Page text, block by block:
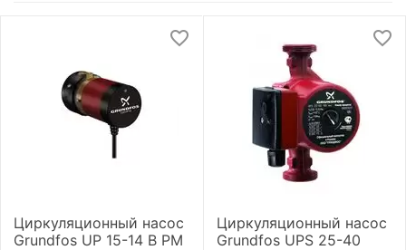
Циркуляционный насос
Grundfos UP 15-14 B PM
Циркуляционный насос
Grundfos UPS 25-40